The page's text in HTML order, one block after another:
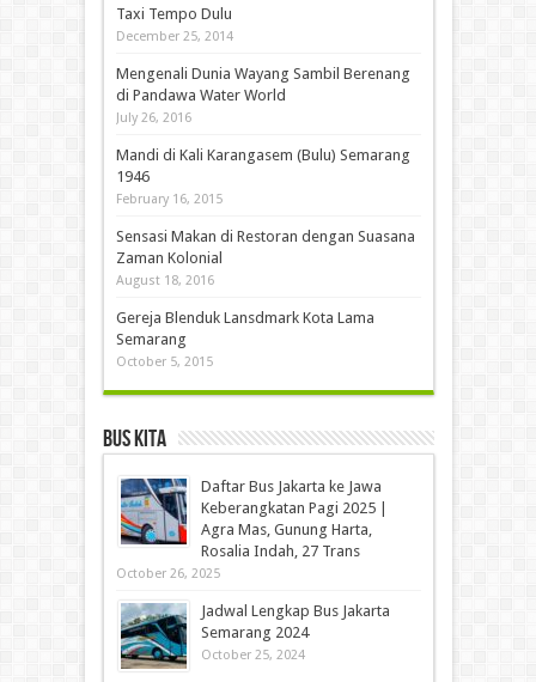
Taxi Tempo Dulu
December 25, 2014
Mengenali Dunia Wayang Sambil Berenang
di Pandawa Water World
July 26, 2016
Mandi di Kali Karangasem (Bulu) Semarang
1946
February 16, 2015
Sensasi Makan di Restoran dengan Suasana
Zaman Kolonial
August 18, 2016
Gereja Blenduk Lansdmark Kota Lama
Semarang
October 5, 2015
Bus Kita
Daftar Bus Jakarta ke Jawa
Keberangkatan Pagi 2025 |
Agra Mas, Gunung Harta,
Rosalia Indah, 27 Trans
October 26, 2025
Jadwal Lengkap Bus Jakarta
Semarang 2024
October 25, 2024